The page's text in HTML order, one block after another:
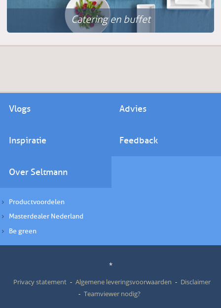
Catering en buffet
Vlogs Advies
Inspiratie Feedback
Over Seltmann
Productvoordelen
Masterdealer Nederland
Be green
*
Privacy statement
Algemene leveringsvoorwaarden
Disclaimer
Teamviewer nodig?